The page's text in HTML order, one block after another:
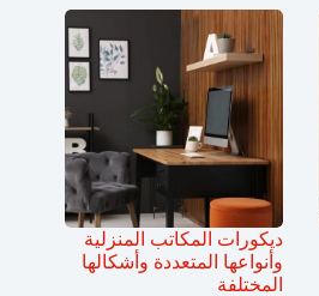
ديكورات المكاتب المنزلية
وأنواعها المتعددة وأشكالها
المختلفة